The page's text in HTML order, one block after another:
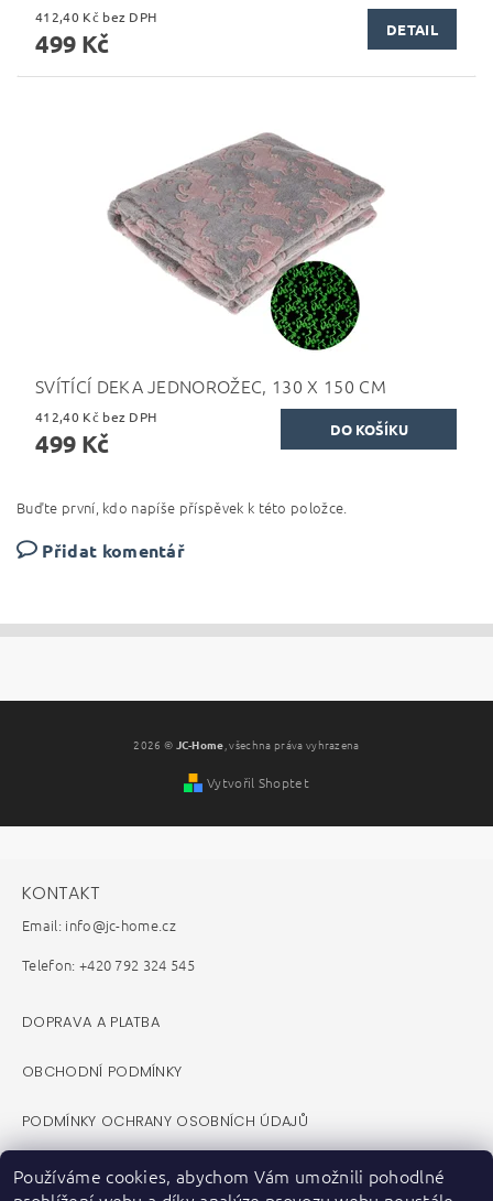
412,40 Kč bez DPH
499 Kč DETAIL
SVÍTÍCÍ DEKA JEDNOROŽEC, 130 X 150 CM
412,40 Kč bez DPH
499 Kč
Buďte první, kdo napíše příspěvek k této položce.
Přidat komentář
2026 © JC-Home, všechna práva vyhrazena
Vytvořil Shoptet
KONTAKT
Email: info@jc-home.cz
Telefon: +420 792 324 545
DOPRAVA A PLATBA
OBCHODNÍ PODMÍNKY
PODMÍNKY OCHRANY OSOBNÍCH ÚDAJŮ
REKLAMAČNÍ ŘÁD
Používáme cookies, abychom Vám umožnili pohodlné